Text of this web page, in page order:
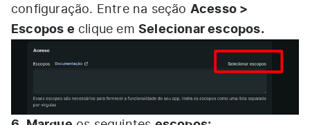
configuração. Entre na seção Acesso >
Escopos e clique emSelecionar escopos.